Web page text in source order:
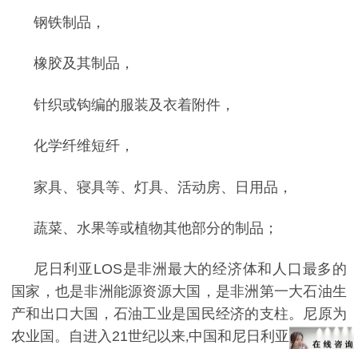
钢铁制品，
橡胶及其制品，
针织或钩编的服装及衣着附件，
化学纤维短纤，
家具、寝具等、灯具、活动房、日用品，
蔬菜、水果等或植物其他部分的制品；
尼日利亚LOS是非洲最大的经济体和人口最多的
国家，也是非洲能源资源大国，是非洲第一大石油生
产和出口大国，石油工业是国民经济的支柱。尼原为
农业国。自进入 21世纪以来,中国和尼日利亚之间的经